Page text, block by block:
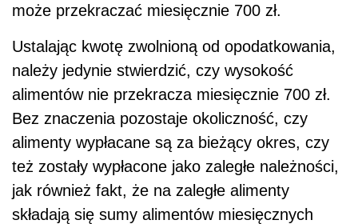
może przekraczać miesięcznie 700 zł.
Ustalając kwotę zwolnioną od opodatkowania,
należy jedynie stwierdzić, czy wysokość
alimentów nie przekracza miesięcznie 700 zł.
Bez znaczenia pozostaje okoliczność, czy
alimenty wypłacane są za bieżący okres, czy
też zostały wypłacone jako zaległe należności,
jak również fakt, że na zaległe alimenty
składają się sumy alimentów miesięcznych